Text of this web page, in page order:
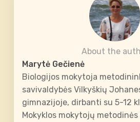
About the
Marytė Gečienė
Biologijos mokytoja
savivaldybės Vilkyškių
gimnazijoje, dirbanti su 5-12
Mokyklos mokytojų